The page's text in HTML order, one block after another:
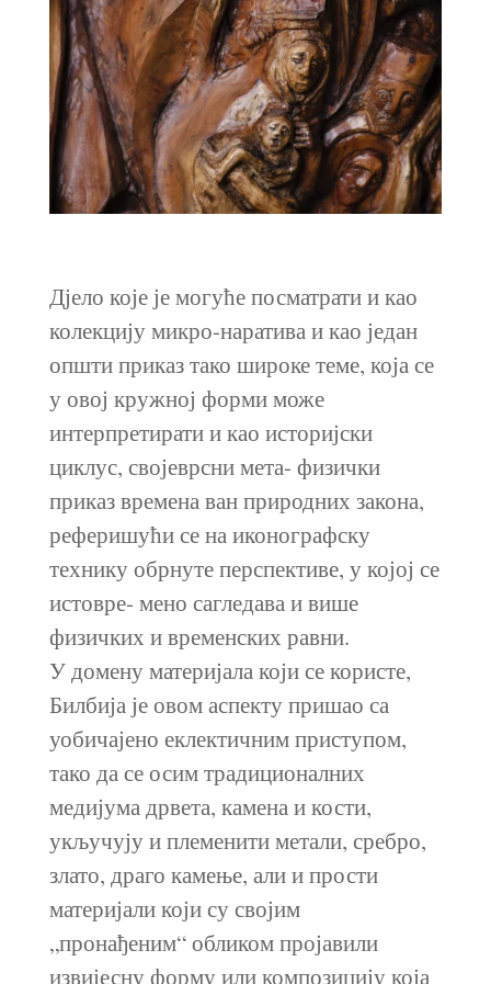
Дјело које је могуће посматрати и као
колекцију микро-наратива и као један
општи приказ тако широке теме, која се
у овој кружној форми може
интерпретирати и као историјски
циклус, својеврсни мета- физички
приказ времена ван природних закона,
реферишући се на иконографску
технику обрнуте перспективе, у којој се
истовре- мено сагледава и више
физичких и временских равни.
У домену материјала који се користе,
Билбија је овом аспекту пришао са
уобичајено еклектичним приступом,
тако да се осим традиционалних
медијума дрвета, камена и кости,
укључују и племенити метали, сребро,
злато, драго камење, али и прости
материјали који су својим
„пронађеним“ обликом пројавили
извијесну форму или композицију која